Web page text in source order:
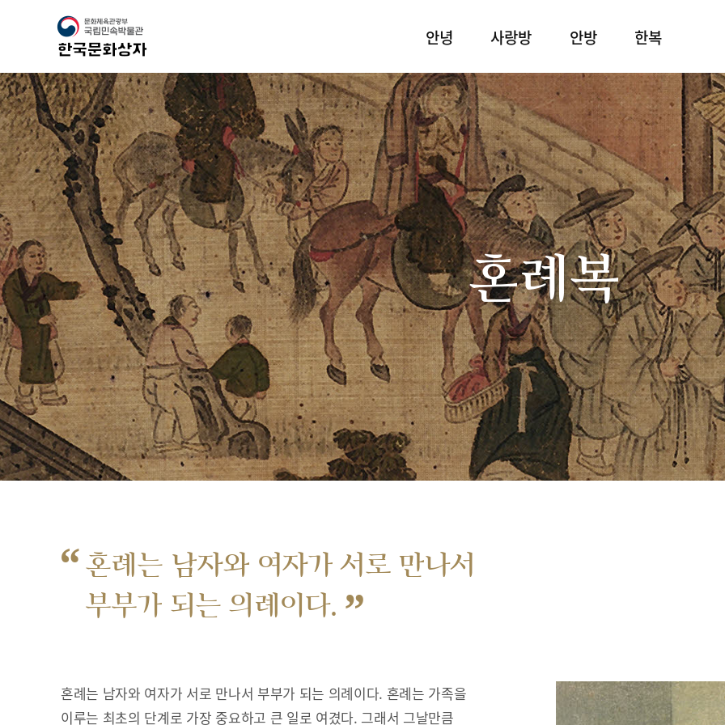
안녕 사랑방 안방 한복
혼례복
“혼례는 남자와 여자가 서로 만나서
부부가 되는 의례이다. ”
혼례는 남자와 여자가 서로 만나서 부부가 되는 의례이다. 혼례는 가족을
이루는 최초의 단계로 가장 중요하고 큰 일로 여겼다. 그래서 그날만큼